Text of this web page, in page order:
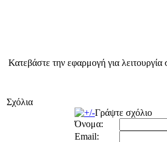
Κατεβάστε την εφαρμογή για λειτουργία
Σχόλια
Γράψτε σχόλιο
Όνομα:
Email: